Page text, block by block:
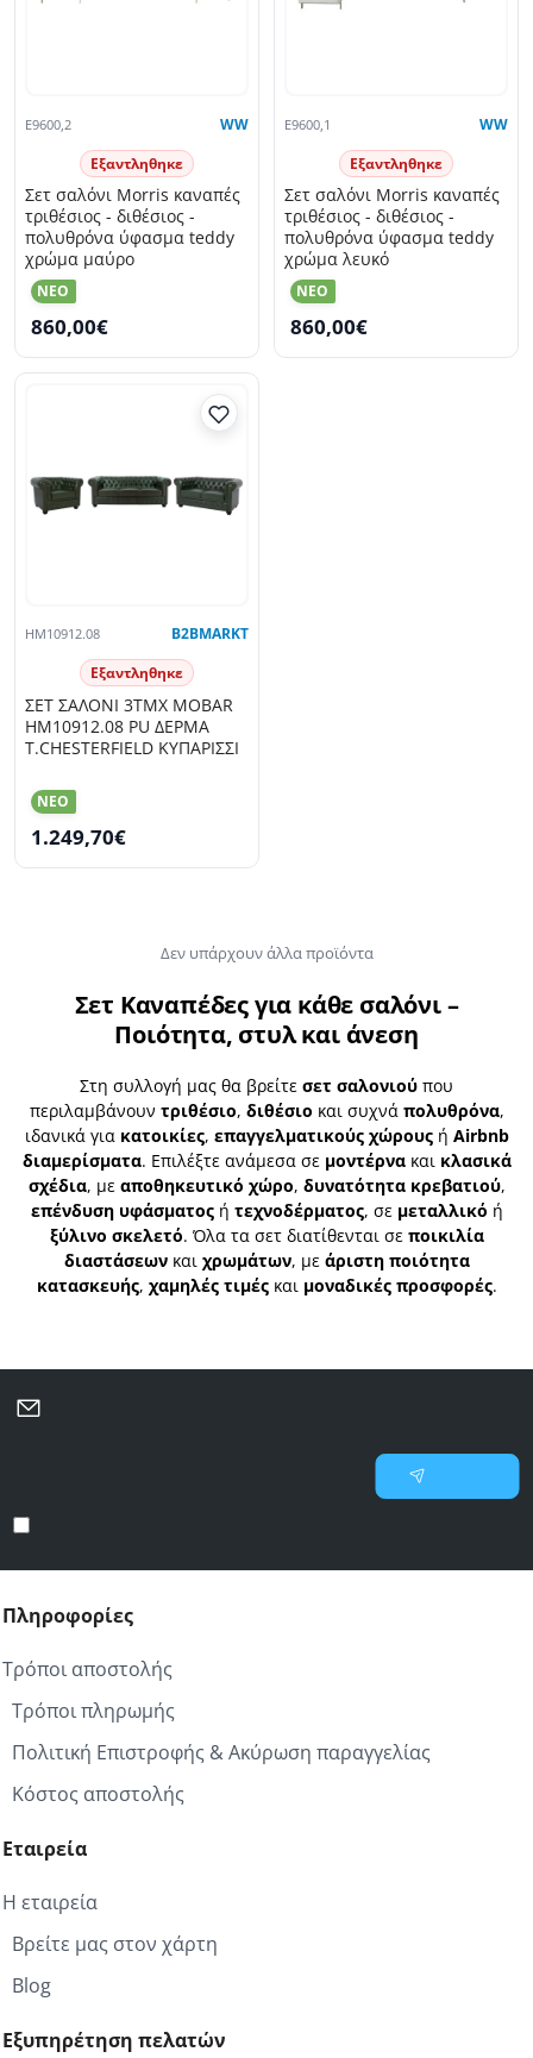
Σετ Καναπέδες για κάθε σαλόνι –
Ποιότητα, στυλ και άνεση
Στη συλλογή μας θα βρείτε σετ σαλονιού που
περιλαμβάνουν τριθέσιο, διθέσιο και συχνά πολυθρόνα,
ιδανικά για κατοικίες, επαγγελματικούς χώρουςή Airbnb
διαμερίσματα. Επιλέξτε ανάμεσα σε μοντέρνακαι κλασικά
σχέδια, με αποθηκευτικό χώρο, δυνατότητα κρεβατιού,
επένδυση υφάσματοςή τεχνοδέρματος, σε μεταλλικό ή
ξύλινο σκελετό. Όλα τα σετ διατίθενται σε ποικιλία
διαστάσεωνκαι χρωμάτων, με άριστη ποιότητα
κατασκευής, χαμηλές τιμέςκαι μοναδικές προσφορές.
NEO
E9600,2 WW
Εξαντληθηκε
Σετ σαλόνι Morris καναπές
τριθέσιος - διθέσιος -
πολυθρόνα ύφασμα teddy
χρώμα μαύρο
860,00€
NEO
E9600,1 WW
Εξαντληθηκε
Σετ σαλόνι Morris καναπές
τριθέσιος - διθέσιος -
πολυθρόνα ύφασμα teddy
χρώμα λευκό
860,00€
NEO
HM10912.08 B2BMARKT
Εξαντληθηκε
ΣΕΤ ΣΑΛΟΝΙ 3ΤΜΧ MOBAR
HM10912.08 PU ΔΕΡΜΑ
Τ.CHESTERFIELD ΚΥΠΑΡΙΣΣΙ
1.249,70€
Δεν υπάρχουν άλλα προϊόντα
email
σας
Πληροφορίες
Τρόποι αποστολής
Τρόποι πληρωμής
Πολιτική Επιστροφής & Ακύρωση παραγγελίας
Κόστος αποστολής
Εταιρεία
Η εταιρεία
Βρείτε μας στον χάρτη
Blog
Εξυπηρέτηση πελατών